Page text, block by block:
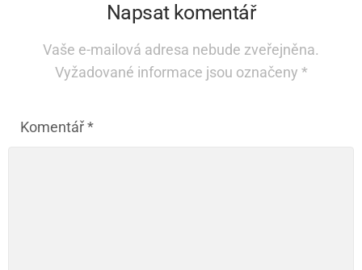
Napsat komentář
Vaše e-mailová adresa nebude zveřejněna.
Vyžadované informace jsou označeny *
Komentář*